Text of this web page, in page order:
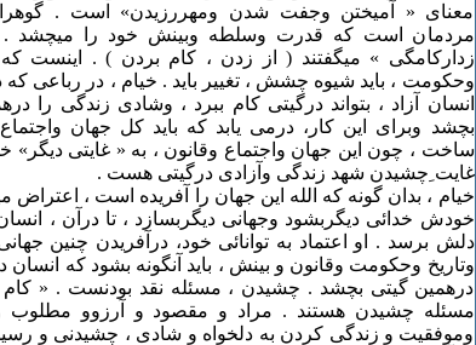
معنای « آمیختن وجفت شدن ومهررزیدن» است .
مردمان است که قدرت وسلطه وبینش خود را میچشد .
زدارکامگی » میگفتند ( از زدن ، کام بردن ) . اینست که
وحکومت ، باید شیوه چشش ، تغییر باید . خیام ، در رباعی که
انسان آزاد ، بتواند درگیتی کام ببرد ، وشادی زندگی را
بچشد وبرای این کار، درمی یابد که باید کل جهان
ساخت ، چون این جهان واجتماع وقانون ، به « غایتی
غایت ِچشیدن شهد زندگی وآزادی درگیتی هست .
خیام ، بدان گونه که الله این جهان را آفریده است ، اعتراض
خودش خدائی دیگربشود وجهانی دیگربسازد ، تا درآن ، انسان
دلش برسد . او اعتماد به توانائی خود، درآفریدن چنین
وتاریخ وحکومت وقانون و بینش ، باید آنگونه بشود که انسان
درهمین گیتی بچشد . چشیدن ، مسئله نقد بودنست . « کام
مسئله چشیدن هستند . مراد و مقصود و آرزوو مطلوب
وموفقیت و زندگی کردن به دلخواه و شادی ، چشیدنی و